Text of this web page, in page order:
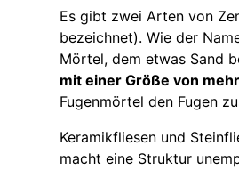
Es gibt zwei Arten von
bezeichnet). Wie der
Mörtel, dem etwas Sand
mit einer Größe von
Fugenmörtel den Fugen
Keramikfliesen und
macht eine Struktur